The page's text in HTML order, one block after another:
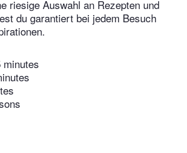
riesige Auswahl an Rezepten und
du garantiert bei jedem Besuch
minutes